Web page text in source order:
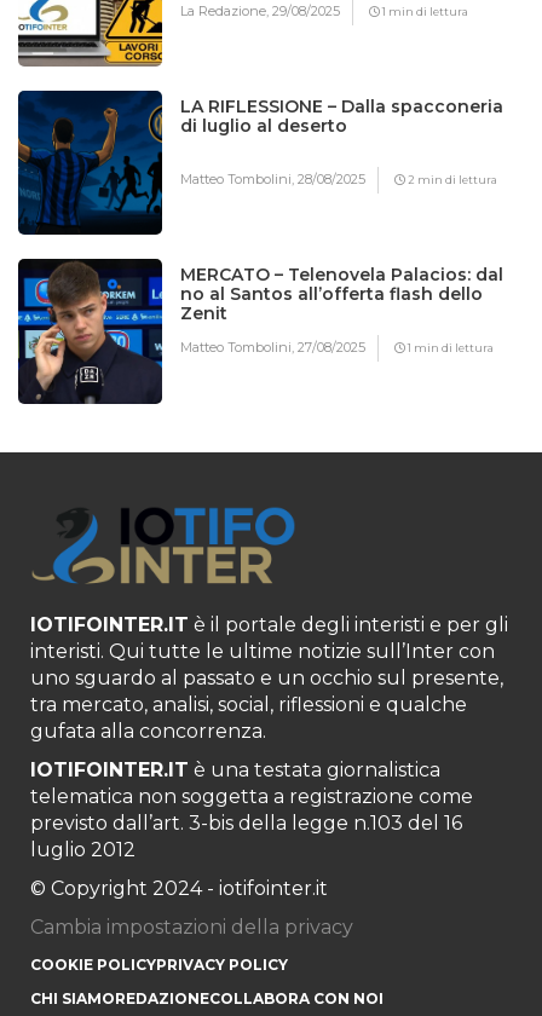
La Redazione,29/08/2025 1 min di lettura
LA RIFLESSIONE – Dalla spacconeria
di luglio al deserto
Matteo Tombolini,28/08/2025 2 min di lettura
MERCATO – Telenovela Palacios: dal
no al Santos all’offerta flash dello
Zenit
Matteo Tombolini,27/08/2025 1 min di lettura
IOTIFOINTER.IT è il portale degli interisti e per gli
interisti. Qui tutte le ultime notizie sull’Inter con
uno sguardo al passato e un occhio sul presente,
tra mercato, analisi, social, riflessioni e qualche
gufata alla concorrenza.
IOTIFOINTER.IT è una testata giornalistica
telematica non soggetta a registrazione come
previsto dall’art. 3-bis della legge n.103 del 16
luglio 2012
© Copyright 2024 - iotifointer.it
Cambia impostazioni della privacy
COOKIE POLICYPRIVACY POLICY
CHI SIAMOREDAZIONECOLLABORA CON NOI